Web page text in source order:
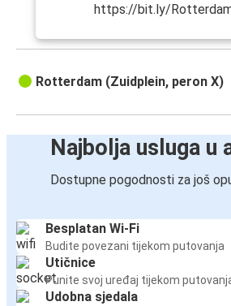
https://bit.ly/
Rotterdam (Zuidplein, peron X)
Najbolja usluga u
Dostupne pogodnosti za još
Besplatan Wi-Fi
Budite povezani tijekom putovanja
Utičnice
Punite svoj uređaj tijekom
Udobna sjedala